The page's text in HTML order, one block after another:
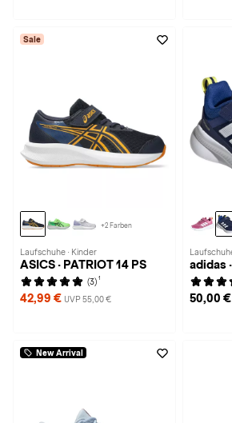
Sale
+2 Farben
Laufschuhe · Kinder
ASICS · PATRIOT 14 PS
(3) 1
42,99 € UVP 55,00 €
adidas
50,00 €
New Arrival